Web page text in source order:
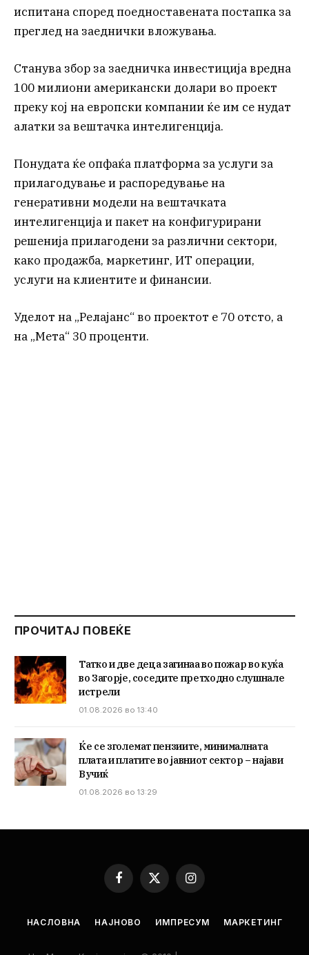
испитана според поедноставената постапка за
преглед на заеднички вложувања.
Станува збор за заедничка инвестиција вредна
100 милиони американски долари во проект
преку кој на европски компании ќе им се нудат
алатки за вештачка интелигенција.
Понудата ќе опфаќа платформа за услуги за
прилагодување и распоредување на
генеративни модели на вештачката
интелигенција и пакет на конфигурирани
решенија прилагодени за различни сектори,
како продажба, маркетинг, ИТ операции,
услуги на клиентите и финансии.
Уделот на „Релајанс“ во проектот е 70 отсто, а
на „Мета“ 30 проценти.
ПРОЧИТАЈ ПОВЕЌЕ
Татко и две деца загинаа во пожар во куќа
во Загорје, соседите претходно слушнале
истрели
01.08.2026 во 13:40
Ќе се зголемат пензиите, минималната
плата и платите во јавниот сектор – најави
Вучиќ
01.08.2026 во 13:29
Facebook
X
Instagram
НАСЛОВНА НАЈНОВО ИМПРЕСУМ МАРКЕТИНГ